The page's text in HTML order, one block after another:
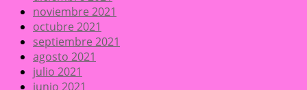
noviembre 2021
octubre 2021
septiembre 2021
agosto 2021
julio 2021
junio 2021